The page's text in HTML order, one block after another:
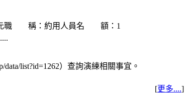
元職 稱：約用人員名 額：1
list?id=1262）查詢演練相關事宜。
[更多....]